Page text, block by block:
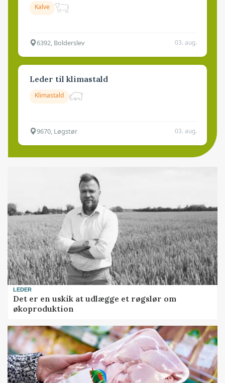
Kalve
6392, Bolderslev 03. aug.
Leder til klimastald
Klimastald
9670, Løgstør 03. aug.
LEDER
Det er en uskik at udlægge et røgslør om
økoproduktion